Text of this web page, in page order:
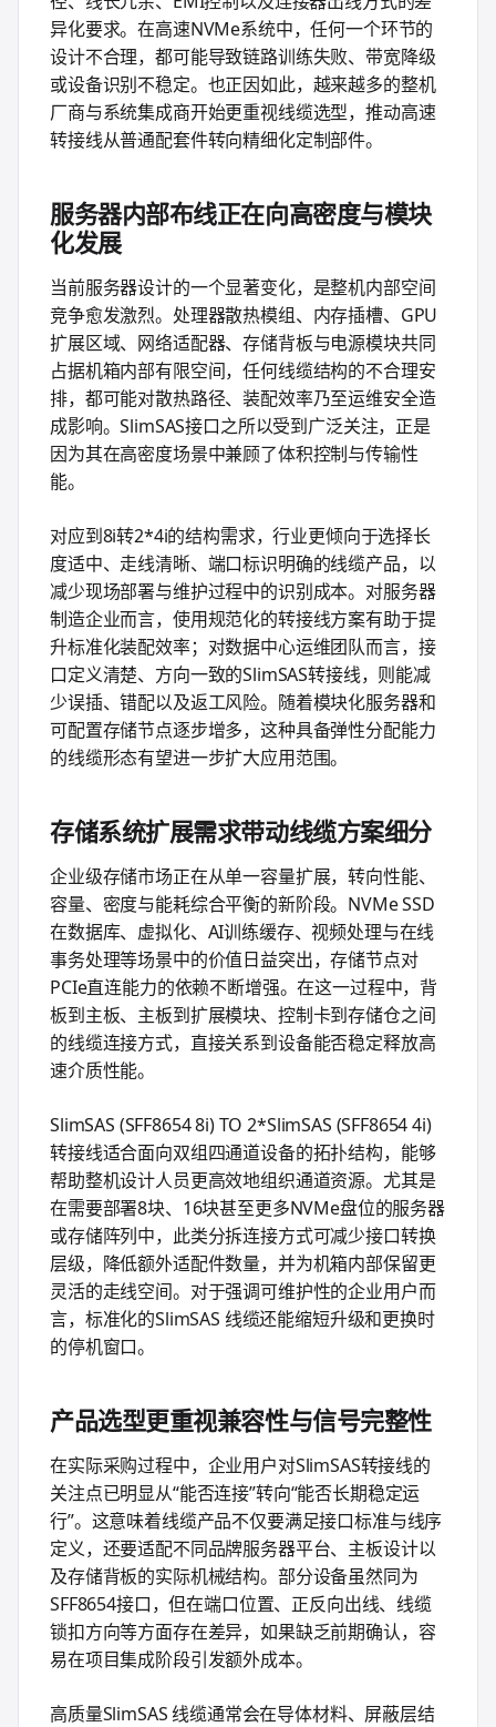
异化要求。在高速NVMe系统中，任何一个环节的
设计不合理，都可能导致链路训练失败、带宽降级
或设备识别不稳定。也正因如此，越来越多的整机
厂商与系统集成商开始更重视线缆选型，推动高速
转接线从普通配套件转向精细化定制部件。
服务器内部布线正在向高密度与模块
化发展
当前服务器设计的一个显著变化，是整机内部空间
竞争愈发激烈。处理器散热模组、内存插槽、GPU
扩展区域、网络适配器、存储背板与电源模块共同
占据机箱内部有限空间，任何线缆结构的不合理安
排，都可能对散热路径、装配效率乃至运维安全造
成影响。SlimSAS接口之所以受到广泛关注，正是
因为其在高密度场景中兼顾了体积控制与传输性
能。
对应到8i转2*4i的结构需求，行业更倾向于选择长
度适中、走线清晰、端口标识明确的线缆产品，以
减少现场部署与维护过程中的识别成本。对服务器
制造企业而言，使用规范化的转接线方案有助于提
升标准化装配效率；对数据中心运维团队而言，接
口定义清楚、方向一致的SlimSAS转接线，则能减
少误插、错配以及返工风险。随着模块化服务器和
可配置存储节点逐步增多，这种具备弹性分配能力
的线缆形态有望进一步扩大应用范围。
存储系统扩展需求带动线缆方案细分
企业级存储市场正在从单一容量扩展，转向性能、
容量、密度与能耗综合平衡的新阶段。NVMe SSD
在数据库、虚拟化、AI训练缓存、视频处理与在线
事务处理等场景中的价值日益突出，存储节点对
PCIe直连能力的依赖不断增强。在这一过程中，背
板到主板、主板到扩展模块、控制卡到存储仓之间
的线缆连接方式，直接关系到设备能否稳定释放高
速介质性能。
SlimSAS (SFF8654 8i) TO 2*SlimSAS (SFF8654 4i)
转接线适合面向双组四通道设备的拓扑结构，能够
帮助整机设计人员更高效地组织通道资源。尤其是
在需要部署8块、16块甚至更多NVMe盘位的服务器
或存储阵列中，此类分拆连接方式可减少接口转换
层级，降低额外适配件数量，并为机箱内部保留更
灵活的走线空间。对于强调可维护性的企业用户而
言，标准化的SlimSAS 线缆还能缩短升级和更换时
的停机窗口。
产品选型更重视兼容性与信号完整性
在实际采购过程中，企业用户对SlimSAS转接线的
关注点已明显从“能否连接”转向“能否长期稳定运
行”。这意味着线缆产品不仅要满足接口标准与线序
定义，还要适配不同品牌服务器平台、主板设计以
及存储背板的实际机械结构。部分设备虽然同为
SFF8654接口，但在端口位置、正反向出线、线缆
锁扣方向等方面存在差异，如果缺乏前期确认，容
易在项目集成阶段引发额外成本。
高质量SlimSAS 线缆通常会在导体材料、屏蔽层结